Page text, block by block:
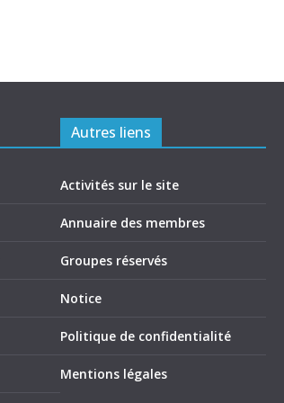
Autres liens
Activités sur le site
Annuaire des membres
Groupes réservés
Notice
Politique de confidentialité
Mentions légales